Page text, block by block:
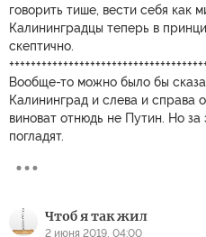
говорить тише, вести себя как
Калининградцы теперь в
скептично.
Вообще-то можно было бы
Калининград и слева и справа
виноват отнюдь не Путин. Но
погладят.
Чтоб я так жил
2 июня 2019, 04:00